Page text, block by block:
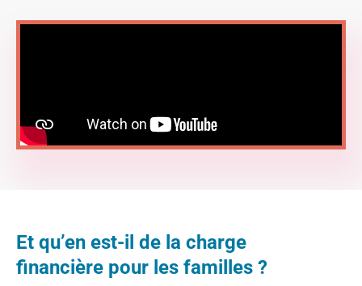
Et qu’en est-il de la charge
financière pour les familles ?